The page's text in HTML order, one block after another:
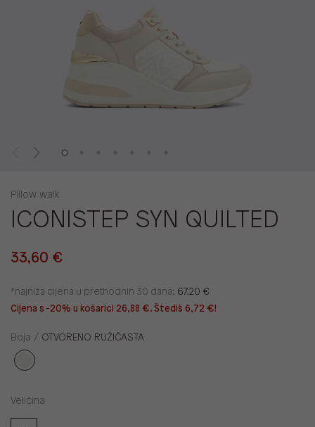
Pillow walk
ICONISTEP SYN QUILTED
33,60 €
*najniža cijena u prethodnih 30 dana: 67,20 €
Cijena s -20% u košarici 26,88 €. Štediš 6,72 €!
Boja / OTVORENO RUŽIČASTA
Veličina